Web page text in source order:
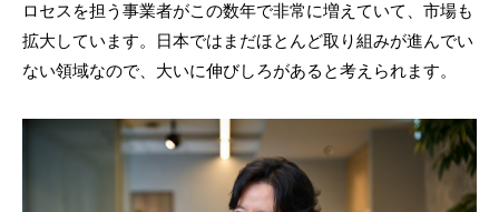
ロセスを担う事業者がこの数年で非常に増えていて、市場も
拡大しています。日本ではまだほとんど取り組みが進んでい
ない領域なので、大いに伸びしろがあると考えられます。